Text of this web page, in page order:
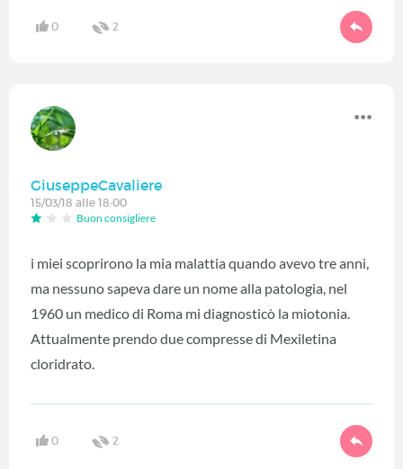
0 2
GiuseppeCavaliere
15/03/18 alle 18:00
Buon consigliere
i miei scoprirono la mia malattia quando avevo tre anni,
ma nessuno sapeva dare un nome alla patologia, nel
1960 un medico di Roma mi diagnosticò la miotonia.
Attualmente prendo due compresse di Mexiletina
cloridrato.
0 2